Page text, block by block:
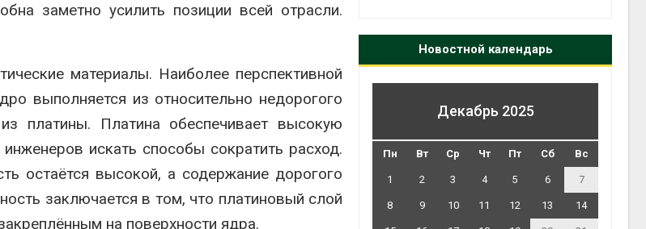
заметно усилить позиции всей отрасли.
материалы. Наиболее перспективной
выполняется из относительно недорогого
платины. Платина обеспечивает высокую
искать способы сократить расход.
остаётся высокой, а содержание дорогого
заключается в том, что платиновый слой
на поверхности ядра.
Новостной календарь
Декабрь 2025
Пн Вт Ср Чт Пт Сб Вс
1 2 3 4 5 6 7
8 9 10 11 12 13 14